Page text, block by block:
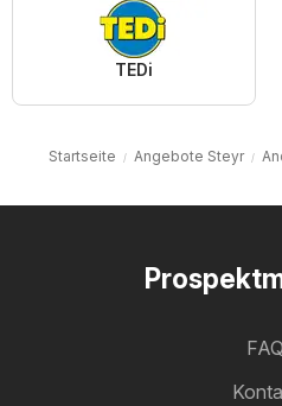
TEDi
Startseite Angebote Steyr
FAQ